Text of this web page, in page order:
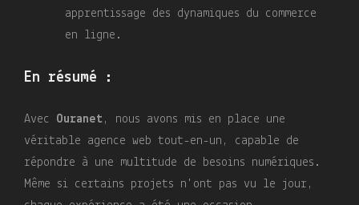
apprentissage des dynamiques du commerce
en ligne.
En résumé :
Avec Ouranet, nous avons mis en place une
véritable agence web tout-en-un, capable de
répondre à une multitude de besoins numériques.
Même si certains projets n'ont pas vu le jour,